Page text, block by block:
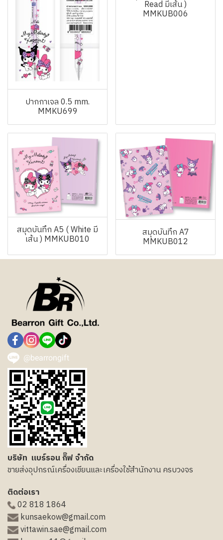
ปากกาเจล 0.5 mm.
MMKU699
Read มีเส้น )
MMKUB006
สมุดบันทึก A5 ( White มี
เส้น ) MMKUB010
สมุดบันทึก A7
MMKUB012
@bearrongift
บริษัท แบร์รอน กิ๊ฟ จำกัด
ขายส่งอุปกรณ์เครื่องเขียนและเครื่องใช้สำนักงาน ครบวงจร
ติดต่อเรา
02 818 1864
kunsaekow@gmail.com
vittawin.sae@gmail.com